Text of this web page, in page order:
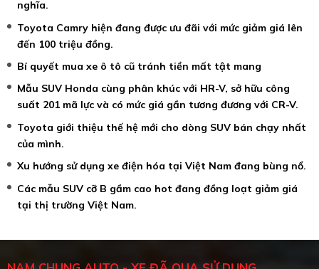
nghĩa.
Toyota Camry hiện đang được ưu đãi với mức giảm giá lên
đến 100 triệu đồng.
Bí quyết mua xe ô tô cũ tránh tiền mất tật mang
Mẫu SUV Honda cùng phân khúc với HR-V, sở hữu công
suất 201 mã lực và có mức giá gần tương đương với CR-V.
Toyota giới thiệu thế hệ mới cho dòng SUV bán chạy nhất
của mình.
Xu hướng sử dụng xe điện hóa tại Việt Nam đang bùng nổ.
Các mẫu SUV cỡ B gầm cao hot đang đồng loạt giảm giá
tại thị trường Việt Nam.